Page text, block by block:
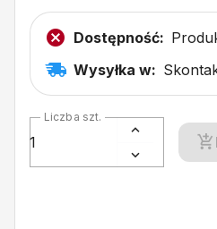
Dostępność:
Wysyłka w:
Liczba szt.